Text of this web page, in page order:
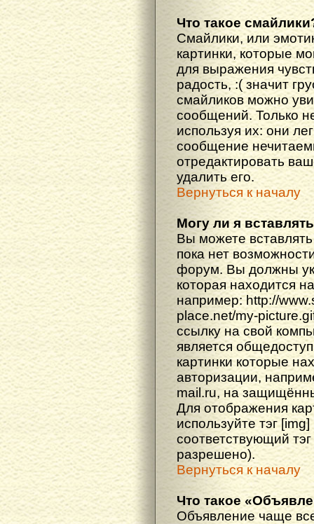
Что такое
Смайлики, или
картинки, которые
для выражения
радость, :( значит
смайликов можно
сообщений. Только
используя их: они
сообщение
отредактировать
удалить его.
Вернуться к началу
Могу ли я
Вы можете
пока нет
форум. Вы должны
которая находится
например: http://
place.net/my-
ссылку на свой
является
картинки которые
авторизации,
mail.ru, на
Для отображения
используйте тэг
соответствующий
разрешено).
Вернуться к началу
Что такое
Объявление чаще